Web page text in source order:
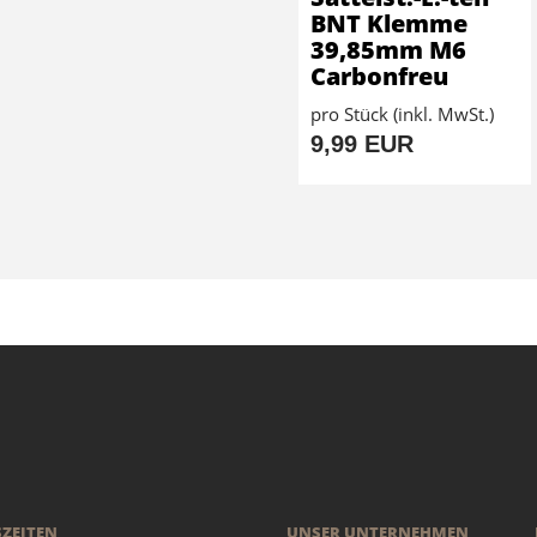
BNT Klemme
39,85mm M6
Carbonfreu
pro Stück (inkl. MwSt.)
9,99 EUR
UNSER UNTERNEHMEN